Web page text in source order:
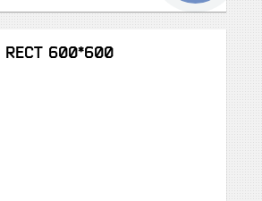
600*600